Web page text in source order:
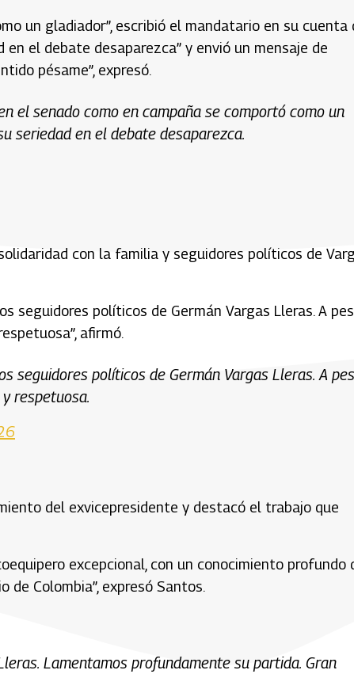
un gladiador”, escribió el mandatario en su cuenta
el debate desaparezca” y envió un mensaje de
pésame”, expresó.
el senado como en campaña se comportó como un
seriedad en el debate desaparezca.
con la familia y seguidores políticos de
seguidores políticos de Germán Vargas Lleras. A
afirmó.
seguidores políticos de Germán Vargas Lleras. A
respetuosa.
del exvicepresidente y destacó el trabajo que
excepcional, con un conocimiento profundo
de Colombia”, expresó Santos.
Lamentamos profundamente su partida. Gran